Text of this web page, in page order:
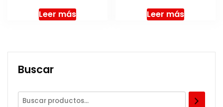
Leer más Leer más
Buscar